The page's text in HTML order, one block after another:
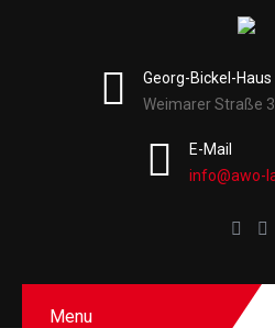
Georg-Bickel-Haus
Weimarer Straße
E-Mail
info@awo-
Menu